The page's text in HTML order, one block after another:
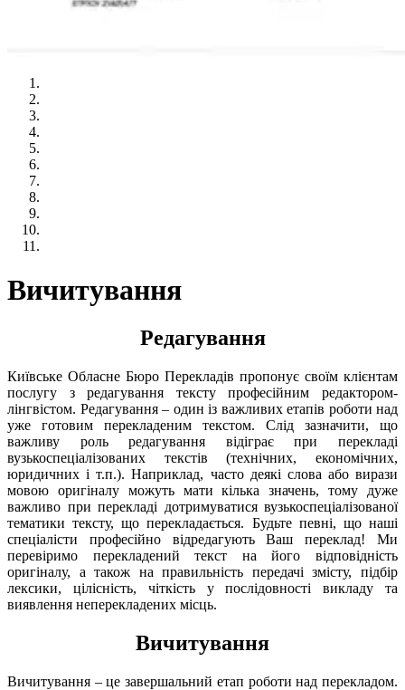
Вичитування
Редагування
Київське Обласне Бюро Перекладів пропонує своїм клієнтам
послугу з редагування тексту професійним редактором-
лінгвістом. Редагування – один із важливих етапів роботи над
уже готовим перекладеним текстом. Слід зазначити, що
важливу роль редагування відіграє при перекладі
вузькоспеціалізованих текстів (технічних, економічних,
юридичних і т.п.). Наприклад, часто деякі слова або вирази
мовою оригіналу можуть мати кілька значень, тому дуже
важливо при перекладі дотримуватися вузькоспеціалізованої
тематики тексту, що перекладається. Будьте певні, що наші
спеціалісти професійно відредагують Ваш переклад! Ми
перевіримо перекладений текст на його відповідність
оригіналу, а також на правильність передачі змісту, підбір
лексики, цілісність, чіткість у послідовності викладу та
виявлення неперекладених місць.
Вичитування
Вичитування – це завершальний етап роботи над перекладом.